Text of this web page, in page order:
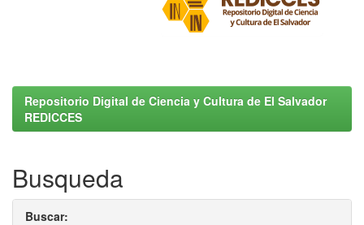
Repositorio Digital de Ciencia y Cultura de El Salvador
REDICCES
Busqueda
Buscar: